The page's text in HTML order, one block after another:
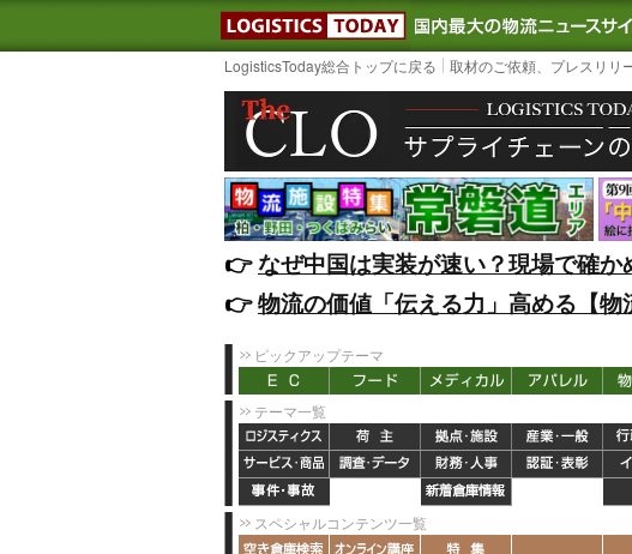
LOGISTICS TODAY｜国
LogisticsToday総合トップに戻る 取材のご依頼、プレスリリ
👉️なぜ中国は実装が速い？現場で確
👉️物流の価値「伝える力」高める【
ピックアップテーマ
テーマ一覧
スペシャルコンテンツ一覧